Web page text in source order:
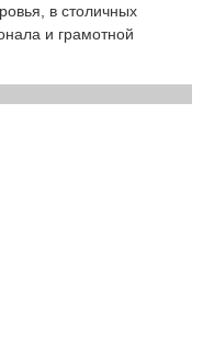
в столичных
и грамотной